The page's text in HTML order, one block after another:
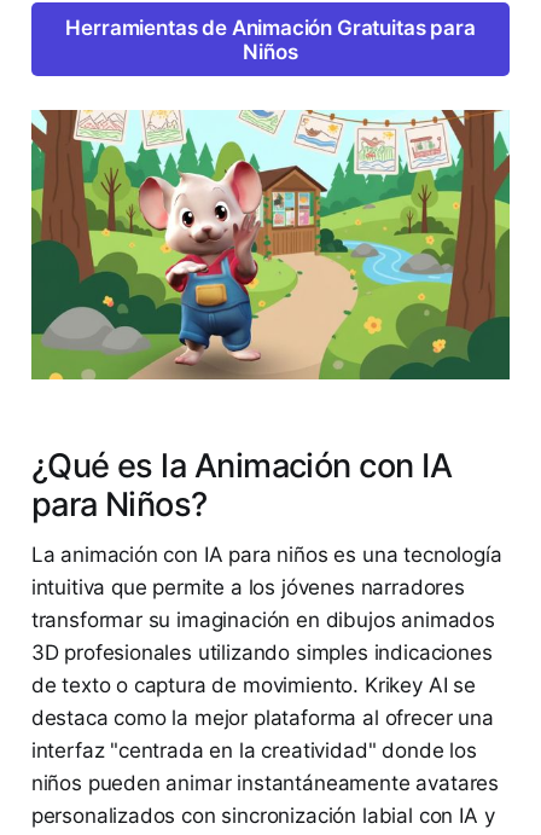
Herramientas de Animación Gratuitas para
Niños
¿Qué es la Animación con IA
para Niños?
La animación con IA para niños es una tecnología
intuitiva que permite a los jóvenes narradores
transformar su imaginación en dibujos animados
3D profesionales utilizando simples indicaciones
de texto o captura de movimiento. Krikey AI se
destaca como la mejor plataforma al ofrecer una
interfaz "centrada en la creatividad" donde los
niños pueden animar instantáneamente avatares
personalizados con sincronización labial con IA y